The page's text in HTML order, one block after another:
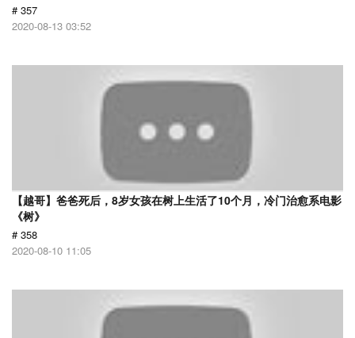
# 357
2020-08-13 03:52
【越哥】爸爸死后，8岁女孩在树上生活了10个月，冷门治愈系电影
《树》
# 358
2020-08-10 11:05